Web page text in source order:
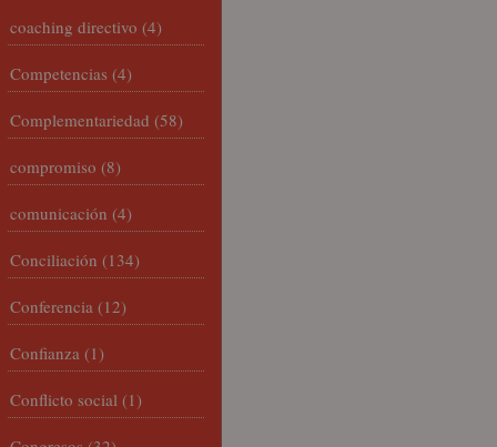
coaching directivo (4)
Competencias (4)
Complementariedad (58)
compromiso (8)
comunicación (4)
Conciliación (134)
Conferencia (12)
Confianza (1)
Conflicto social (1)